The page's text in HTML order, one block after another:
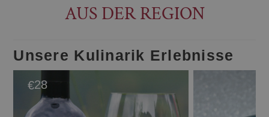
AUS DER REGION
Unsere Kulinarik Erlebnisse
€28